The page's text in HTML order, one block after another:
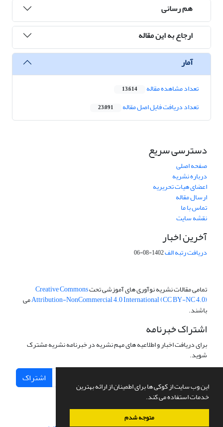
این وب سایت از کوکی ها برای اطمینان از ارائه بهترین
خدمات استفاده می کند.
متوجه شدم
هم رسانی
ارجاع به این مقاله
آمار
تعداد مشاهده مقاله 13,614
تعداد دریافت فایل اصل مقاله 23,091
دسترسی سریع
صفحه اصلی
درباره نشریه
اعضای هیات تحریریه
ارسال مقاله
تماس با ما
نقشه سایت
آخرین اخبار
دریافت رتبه الف1402-08-06
تمامی مقالات نشریه نوآوری های آموزشی تحتCreative Commons
Attribution-NonCommercial 4.0 International (CC BY-NC 4.0)می
باشند.
اشتراک خبرنامه
برای دریافت اخبار و اطلاعیه های مهم نشریه در خبرنامه نشریه مشترک
شوید.
اشتراک